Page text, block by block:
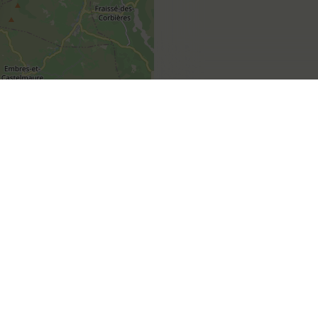
vos Options
paramètres de confidentialité, en garantissant la